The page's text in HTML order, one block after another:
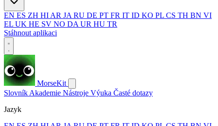
EN ES ZH HI AR JA RU DE PT FR IT ID KO PL CS TH BN VI
EL UK HE SV NO DA UR HU TR
Stáhnout aplikaci
MorseKit
Slovník Akademie Nástroje Výuka Časté dotazy
Jazyk